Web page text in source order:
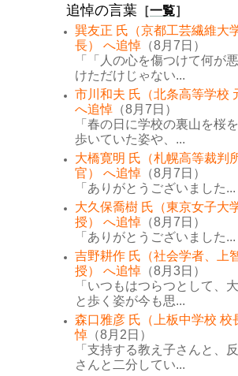
追悼の言葉 ［一覧］
巽友正 氏（京都工芸繊維大
長） へ追悼 （8月7日）
「「人の心を傷つけて何が
けただけじゃない...
市川和夫 氏（北条高等学校
へ追悼 （8月7日）
「春の日に学校の裏山を桜
歩いていた姿や、...
大橋寛明 氏（札幌高等裁判
官） へ追悼 （8月7日）
「ありがとうございました...
大久保喬樹 氏（東京女子大
授） へ追悼 （8月7日）
「ありがとうございました...
吉野耕作 氏（社会学者、上
授） へ追悼 （8月3日）
「いつもはつらつとして、
と歩く姿が今も思...
森口雅彦 氏（上板中学校 校
悼 （8月2日）
「支持する教え子さんと、
さんと二分してい...